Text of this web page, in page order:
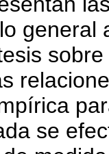
general
se